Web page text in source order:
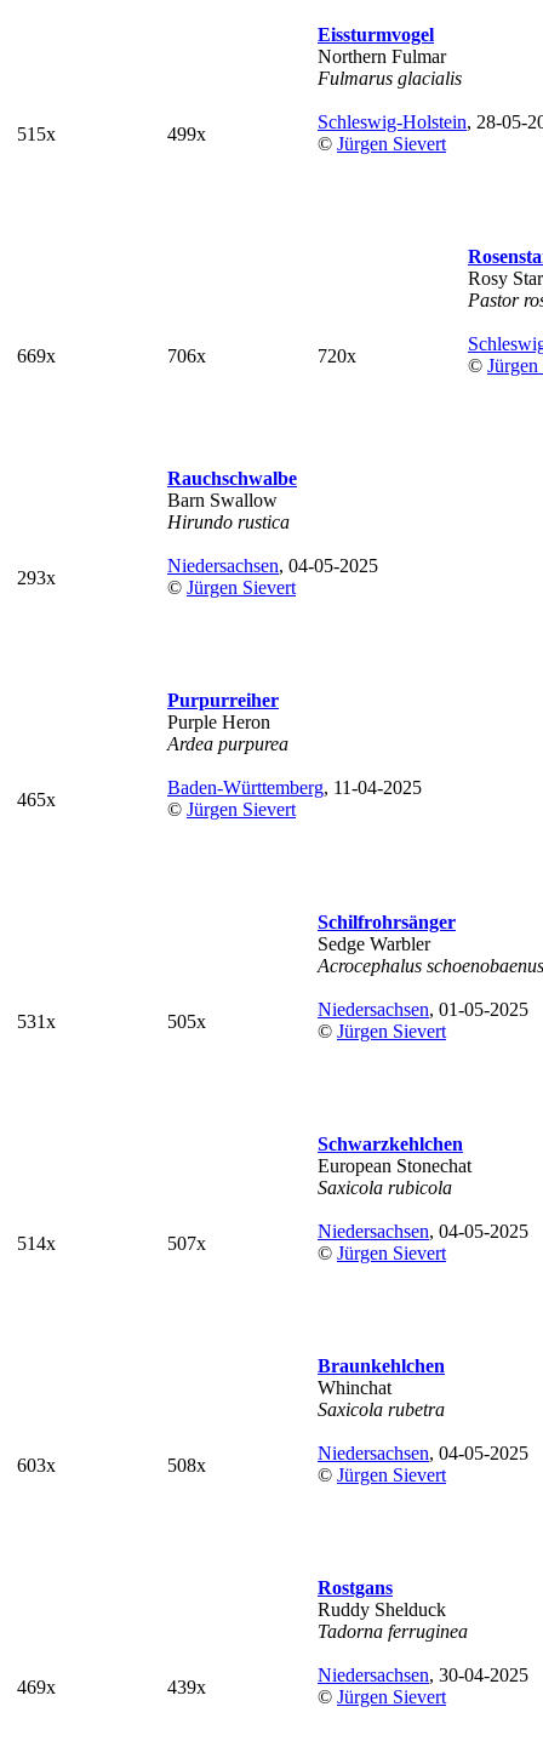
515x 499x
Eissturmvogel
Northern Fulmar
Fulmarus glacialis
Schleswig-Holstein, 28-05-
© Jürgen Sievert
669x 706x 720x
Rosy
Pastor
©
293x
Rauchschwalbe
Barn Swallow
Hirundo rustica
Niedersachsen, 04-05-2025
© Jürgen Sievert
465x
Purpurreiher
Purple Heron
Ardea purpurea
Baden-Württemberg, 11-04-2025
© Jürgen Sievert
531x 505x
Schilfrohrsänger
Sedge Warbler
Acrocephalus schoenobaenus
Niedersachsen, 01-05-2025
© Jürgen Sievert
514x 507x
Schwarzkehlchen
European Stonechat
Saxicola rubicola
Niedersachsen, 04-05-2025
© Jürgen Sievert
603x 508x
Braunkehlchen
Whinchat
Saxicola rubetra
Niedersachsen, 04-05-2025
© Jürgen Sievert
469x 439x
Rostgans
Ruddy Shelduck
Tadorna ferruginea
Niedersachsen, 30-04-2025
© Jürgen Sievert